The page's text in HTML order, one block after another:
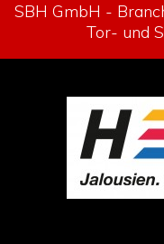
SBH GmbH -
Tor- und